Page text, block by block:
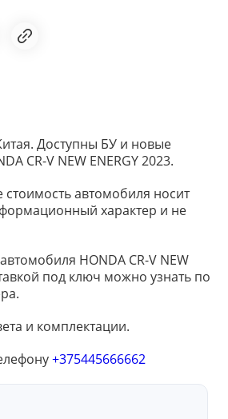
Доступны БУ и новые
CR-V NEW ENERGY 2023.
стоимость автомобиля носит
характер и не
HONDA CR-V NEW
под ключ можно узнать по
и комплектации.
+375445666662